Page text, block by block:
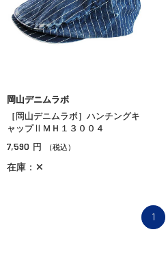
岡山デニムラボ
［岡山デニムラボ］ハンチングキ
ャップⅡＭＨ１３００４
7,590 円 （税込）
在庫：✕
1